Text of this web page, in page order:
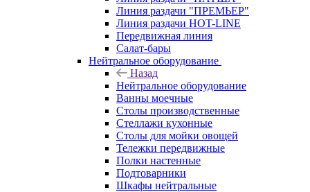
Линия раздачи "ПРЕМЬЕР"
Линия раздачи HOT-LINE
Передвижная линия
Салат-бары
Нейтральное оборудование
Назад
Нейтральное оборудование
Ванны моечные
Столы производственные
Стеллажи кухонные
Столы для мойки овощей
Тележки передвижные
Полки настенные
Подтоварники
Шкафы нейтральные